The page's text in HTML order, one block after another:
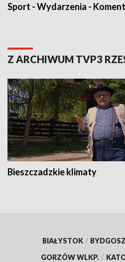
Sport - Wydarzenia -
Z ARCHIWUM TVP3
Bieszczadzkie klimaty
BIAŁYSTOK /
GORZÓW WLKP. /